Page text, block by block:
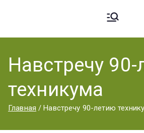
Навстречу
техникума
Главная Навстречу 90-летию